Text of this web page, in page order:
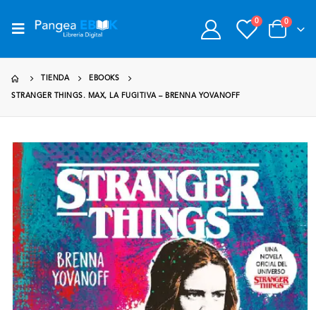
0 0
TIENDA EBOOKS
STRANGER THINGS. MAX, LA FUGITIVA – BRENNA YOVANOFF